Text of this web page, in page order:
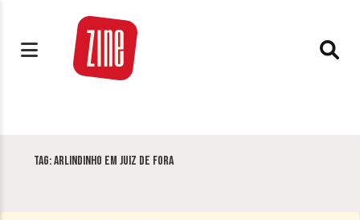
Tag:Arlindinho em Juiz de Fora